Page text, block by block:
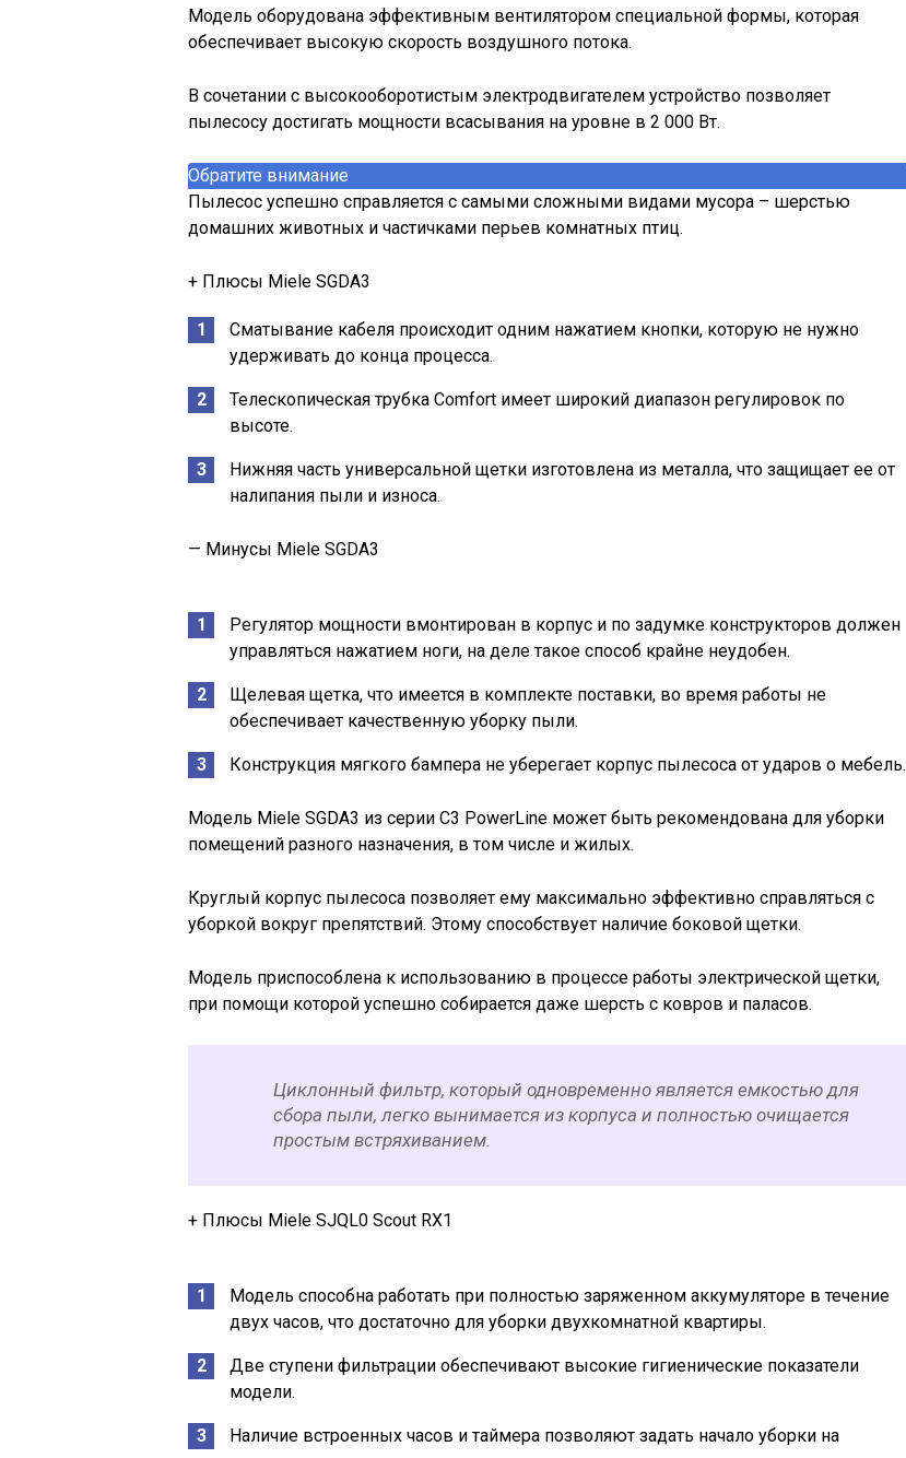
Модель оборудована эффективным вентилятором специальной формы, которая
обеспечивает высокую скорость воздушного потока.
В сочетании с высокооборотистым электродвигателем устройство позволяет
пылесосу достигать мощности всасывания на уровне в 2 000 Вт.
Обратите внимание
Пылесос успешно справляется с самыми сложными видами мусора – шерстью
домашних животных и частичками перьев комнатных птиц.
+ Плюсы Miele SGDA3
Сматывание кабеля происходит одним нажатием кнопки, которую не нужно
удерживать до конца процесса.
Телескопическая трубка Comfort имеет широкий диапазон регулировок по
высоте.
Нижняя часть универсальной щетки изготовлена из металла, что защищает ее от
налипания пыли и износа.
— Минусы Miele SGDA3
Регулятор мощности вмонтирован в корпус и по задумке конструкторов должен
управляться нажатием ноги, на деле такое способ крайне неудобен.
Щелевая щетка, что имеется в комплекте поставки, во время работы не
обеспечивает качественную уборку пыли.
Конструкция мягкого бампера не уберегает корпус пылесоса от ударов о мебель.
Модель Miele SGDA3 из серии C3 PowerLine может быть рекомендована для уборки
помещений разного назначения, в том числе и жилых.
Круглый корпус пылесоса позволяет ему максимально эффективно справляться с
уборкой вокруг препятствий. Этому способствует наличие боковой щетки.
Модель приспособлена к использованию в процессе работы электрической щетки,
при помощи которой успешно собирается даже шерсть с ковров и паласов.
Циклонный фильтр, который одновременно является емкостью для
сбора пыли, легко вынимается из корпуса и полностью очищается
простым встряхиванием.
+ Плюсы Miele SJQL0 Scout RX1
Модель способна работать при полностью заряженном аккумуляторе в течение
двух часов, что достаточно для уборки двухкомнатной квартиры.
Две ступени фильтрации обеспечивают высокие гигиенические показатели
модели.
Наличие встроенных часов и таймера позволяют задать начало уборки на